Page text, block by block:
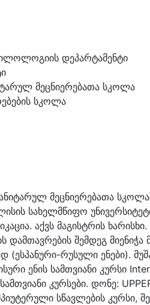
დეპარტამენტი
მეცნიერებათა სკოლა
სკოლა
მეცნიერებათა
სახელმწიფო
აქვს მაგისტრის
შემდეგ მიენიჭა
რუსული ენები).
ენის სამთვიანი კურსი
კურსები. დონე:
სწავლების კურსი,